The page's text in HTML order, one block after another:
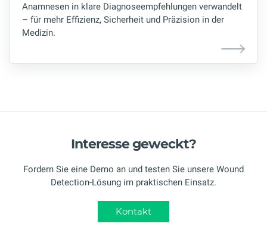
Anamnesen in klare Diagnoseempfehlungen verwandelt
– für mehr Effizienz, Sicherheit und Präzision in der
Medizin.
Interesse geweckt?
Fordern Sie eine Demo an und testen Sie unsere Wound
Detection-Lösung im praktischen Einsatz.
Kontakt